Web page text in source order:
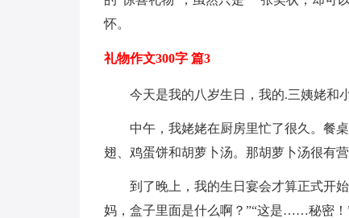
怀。
礼物作文300字 篇3
今天是我的八岁生日，我的.三姨姥和
中午，我姥姥在厨房里忙了很久。餐
翅、鸡蛋饼和胡萝卜汤。那胡萝卜汤很有营
到了晚上，我的生日宴会才算正式开
妈，盒子里面是什么啊？”“这是……秘密！